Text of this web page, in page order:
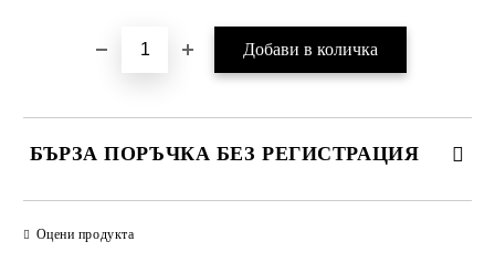
БЪРЗА ПОРЪЧКА БЕЗ РЕГИСТРАЦИЯ
Оцени продукта